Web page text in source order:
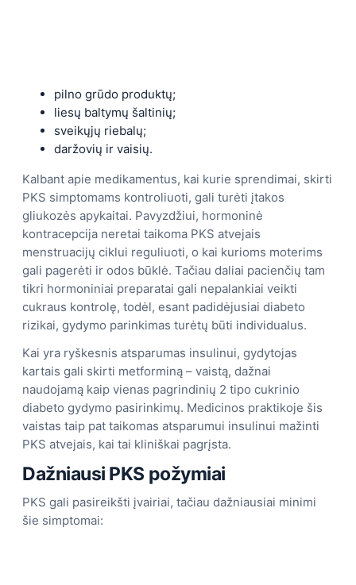
pilno grūdo produktų;
liesų baltymų šaltinių;
sveikųjų riebalų;
daržovių ir vaisių.
Kalbant apie medikamentus, kai kurie sprendimai, skirti
PKS simptomams kontroliuoti, gali turėti įtakos
gliukozės apykaitai. Pavyzdžiui, hormoninė
kontracepcija neretai taikoma PKS atvejais
menstruacijų ciklui reguliuoti, o kai kurioms moterims
gali pagerėti ir odos būklė. Tačiau daliai pacienčių tam
tikri hormoniniai preparatai gali nepalankiai veikti
cukraus kontrolę, todėl, esant padidėjusiai diabeto
rizikai, gydymo parinkimas turėtų būti individualus.
Kai yra ryškesnis atsparumas insulinui, gydytojas
kartais gali skirti metforminą – vaistą, dažnai
naudojamą kaip vienas pagrindinių 2 tipo cukrinio
diabeto gydymo pasirinkimų. Medicinos praktikoje šis
vaistas taip pat taikomas atsparumui insulinui mažinti
PKS atvejais, kai tai kliniškai pagrįsta.
Dažniausi PKS požymiai
PKS gali pasireikšti įvairiai, tačiau dažniausiai minimi
šie simptomai: